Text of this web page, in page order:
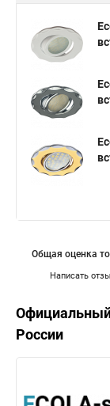
Написать
Общая оценка
России